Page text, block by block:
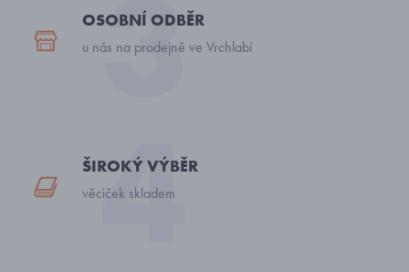
OSOBNÍ ODBĚR
u nás na prodejně ve Vrchlabí
ŠIROKÝ VÝBĚR
věciček skladem